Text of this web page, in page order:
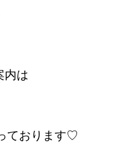
内は
ております♡